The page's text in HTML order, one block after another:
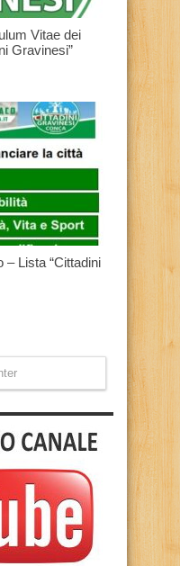
Vitae dei
Gravinesi”
Lista “Cittadini